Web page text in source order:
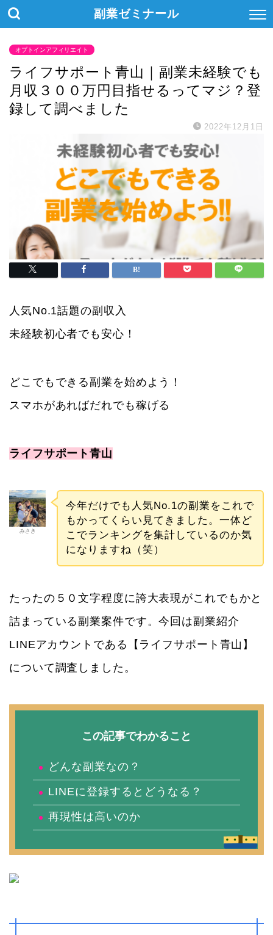
副業ゼミナール
オプトインアフィリエイト
ライフサポート青山｜副業未経験でも
月収３００万円目指せるってマジ？登
録して調べました
2022年12月1日
人気No.1話題の副収入
未経験初心者でも安心！
どこでもできる副業を始めよう！
スマホがあればだれでも稼げる
ライフサポート青山
みさき
今年だけでも人気No.1の副業をこれで
もかってくらい見てきました。一体ど
こでランキングを集計しているのか気
になりますね（笑）
たったの５０文字程度に誇大表現がこれでもかと
詰まっている副業案件です。今回は副業紹介
LINEアカウントである【ライフサポート青山】
について調査しました。
この記事でわかること
どんな副業なの？
LINEに登録するとどうなる？
再現性は高いのか